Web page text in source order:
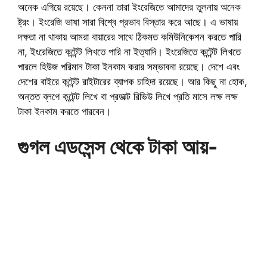
অনেক এগিয়ে রয়েছে। কেননা তারা ইংরেজিতে আমাদের তুলনায় অনেক
ষ্ট্রং। ইংরেজি ভাষা সারা বিশ্বে প্রভাব বিস্তার করে আছে। এ ভাষায়
দক্ষতা না থাকায় আমরা বায়ারের সাথে ঠিকমত কমিউনিকেশন করতে পারি
না, ইংরেজিতে কন্টেন্ট লিখতে পারি না ইত্যাদি। ইংরেজিতে কন্টেন্ট লিখতে
পারলে হিউজ পরিমান টাকা ইনকাম করার সম্ভাবনা রয়েছে। দেশে এবং
দেশের বাইরে কন্টেন্ট রাইটারের ব্যাপক চাহিদা রয়েছে। আর কিছু না হোক,
অন্তত ব্লগে কন্টেন্ট লিখে বা প্রডাক্ট রিভিউ লিখে প্রতি মাসে লক্ষ লক্ষ
টাকা ইনকাম করতে পারবেন।
গুগল এডসেন্স থেকে টাকা আয়-